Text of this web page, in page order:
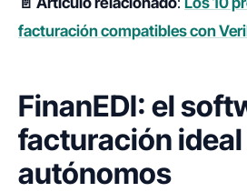
facturación compatibles con
FinanEDI: el
facturación ideal
autónomos